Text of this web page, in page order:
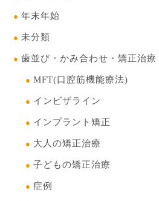
年末年始
未分類
歯並び・かみ合わせ・矯正治療
MFT(口腔筋機能療法)
インビザライン
インプラント矯正
大人の矯正治療
子どもの矯正治療
症例